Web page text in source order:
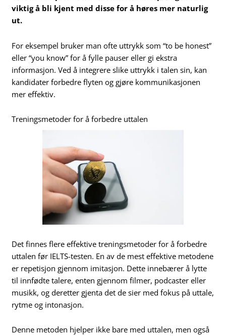
viktig å bli kjent med disse for å høres mer naturlig
ut.
For eksempel bruker man ofte uttrykk som “to be honest”
eller “you know” for å fylle pauser eller gi ekstra
informasjon. Ved å integrere slike uttrykk i talen sin, kan
kandidater forbedre flyten og gjøre kommunikasjonen
mer effektiv.
Treningsmetoder for å forbedre uttalen
Det finnes flere effektive treningsmetoder for å forbedre
uttalen før IELTS-testen. En av de mest effektive metodene
er repetisjon gjennom imitasjon. Dette innebærer å lytte
til innfødte talere, enten gjennom filmer, podcaster eller
musikk, og deretter gjenta det de sier med fokus på uttale,
rytme og intonasjon.
Denne metoden hjelper ikke bare med uttalen, men også